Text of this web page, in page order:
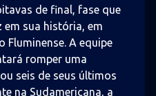
de final, fase que
em sua história, em
Fluminense. A equipe
romper uma
seis de seus últimos
na Sudamericana, a